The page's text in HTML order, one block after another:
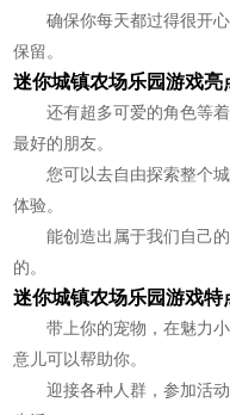
确保你每天都过得很开
保留。
迷你城镇农场乐园游戏亮
还有超多可爱的角色等
最好的朋友。
您可以去自由探索整个
体验。
能创造出属于我们自己
的。
迷你城镇农场乐园游戏特
带上你的宠物，在魅力
意儿可以帮助你。
迎接各种人群，参加活